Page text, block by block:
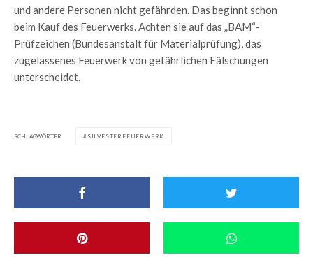
und andere Personen nicht gefährden. Das beginnt schon
beim Kauf des Feuerwerks. Achten sie auf das „BAM“-
Prüfzeichen (Bundesanstalt für Materialprüfung), das
zugelassenes Feuerwerk von gefährlichen Fälschungen
unterscheidet.
SCHLAGWÖRTER SILVESTERFEUERWERK